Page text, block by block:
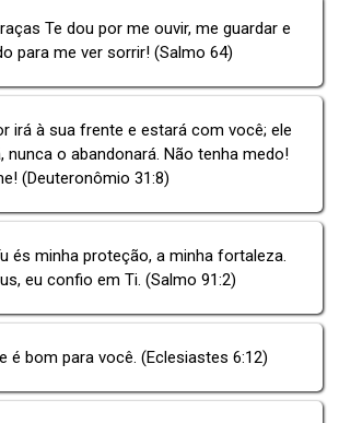
Te dou por me ouvir, me guardar e
para me ver sorrir! (Salmo 64)
irá à sua frente e estará com você; ele
nunca o abandonará. Não tenha medo!
(Deuteronômio 31:8)
és minha proteção, a minha fortaleza.
eu confio em Ti. (Salmo 91:2)
é bom para você. (Eclesiastes 6:12)